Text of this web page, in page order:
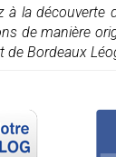
à la découverte
de manière
de Bordeaux